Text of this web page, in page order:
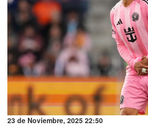
23 de Noviembre, 2025 22:50